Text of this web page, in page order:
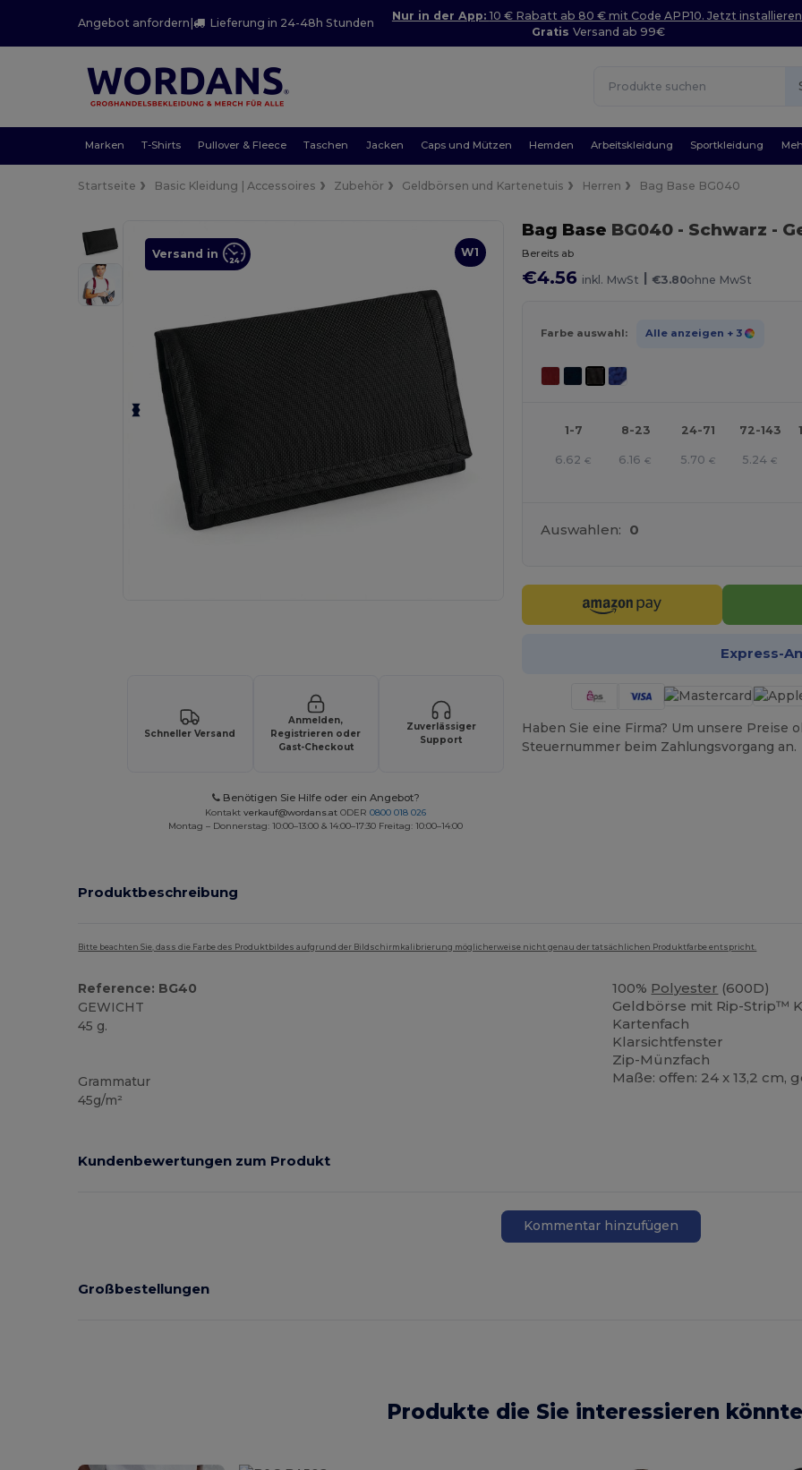
Angebot anfordern | Lieferung in 24-48h Stunden
Nur in der App: 10 € Rabatt ab 80 € mit Code APP10. Jetzt
Gratis Versand ab 99€
Marken T-Shirts Pullover & Fleece Taschen Jacken Caps und Mützen Hemden Arbeitskleidung Sportkleidung
Startseite Basic Kleidung | Accessoires Zubehör Geldbörsen und Kartenetuis Herren Bag Base BG040
W1
Versand in
Schneller Versand
Anmelden,
Registrieren oder
Gast-Checkout
Zuverlässiger
Support
Benötigen Sie Hilfe oder ein Angebot?
Kontaktverkauf@wordans.at ODER0800 018 026
Montag – Donnerstag: 10:00–13:00 & 14:00–17:30 Freitag: 10:00–14:00
Bag Base BG040 - Schwarz -
Bereits ab
€4.56 inkl. MwSt | €3.80ohne MwSt
Farbe auswahl: Alle anzeigen + 3
1-7 8-23 24-71 72-143
6.62 € 6.16 € 5.70 € 5.24 €
Auswahlen: 0
Express-
Haben Sie eine Firma? Um unsere
Steuernummer beim Zahlungsvorgang an.
Produktbeschreibung
Bitte beachten Sie, dass die Farbe des Produktbildes aufgrund der Bildschirmkalibrierung möglicherweise nicht genau der tatsächlichen Produktfarbe entspricht.
Reference: BG40
GEWICHT
45 g.
Grammatur
45g/m²
100% Polyester (600D)
Geldbörse mit Rip-Strip™
Kartenfach
Klarsichtfenster
Zip-Münzfach
Maße: offen: 24 x 13,2 cm,
Kundenbewertungen zum Produkt
Kommentar hinzufügen
Großbestellungen
Produkte die Sie interessieren